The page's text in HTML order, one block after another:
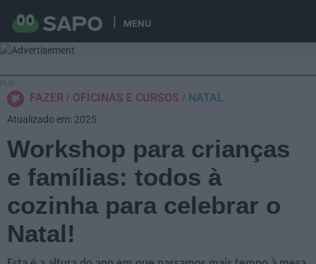
MENU
FAZER OFICINAS E CURSOS NATAL
Workshop para crianças
e famílias: todos à
cozinha para celebrar o
Natal!
Atualizado em: 2025